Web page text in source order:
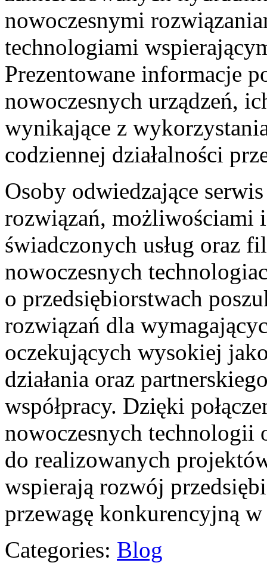
nowoczesnymi
technologiami
Prezentowane informacje
nowoczesnych urządzeń,
wynikające z
codziennej działalności
Osoby odwiedzające
rozwiązań, możliwościami
świadczonych usług oraz
nowoczesnych
o przedsiębiorstwach
rozwiązań dla
oczekujących wysokiej
działania oraz
współpracy. Dzięki
nowoczesnych technologii
do realizowanych
wspierają rozwój
przewagę konkurencyjną
Categories: Blog